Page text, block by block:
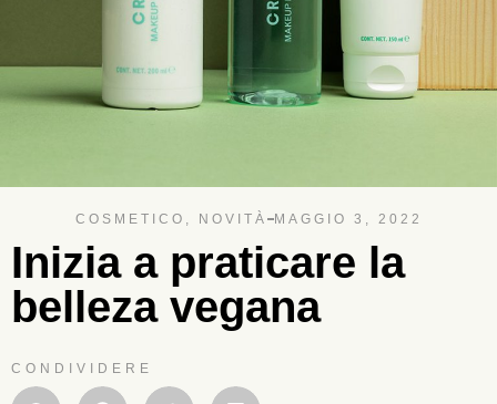
COSMETICO , NOVITÀ MAGGIO 3, 2022
Inizia a praticare la
belleza vegana
CONDIVIDERE